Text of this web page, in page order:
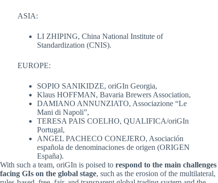
ASIA:
LI ZHIPING, China National Institute of
Standardization (CNIS).
EUROPE:
SOPIO SANIKIDZE, oriGIn Georgia,
Klaus HOFFMAN, Bavaria Brewers Association,
DAMIANO ANNUNZIATO, Associazione “Le
Mani di Napoli”,
TERESA PAIS COELHO, QUALIFICA/oriGIn
Portugal,
ANGEL PACHECO CONEJERO, Asociación
española de denominaciones de origen (ORIGEN
España).
With such a team, oriGIn is poised to respond to the main challenges
facing GIs on the global stage, such as the erosion of the multilateral,